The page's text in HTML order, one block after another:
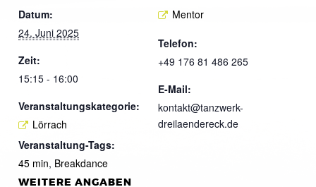
Datum:
24. Juni 2025
Zeit:
15:15 - 16:00
Veranstaltungskategorie:
Lörrach
Veranstaltung-Tags:
45 min, Breakdance
Mentor
Telefon:
+49 176 81 486 265
E-Mail:
kontakt@tanzwerk-
dreilaendereck.de
WEITERE ANGABEN